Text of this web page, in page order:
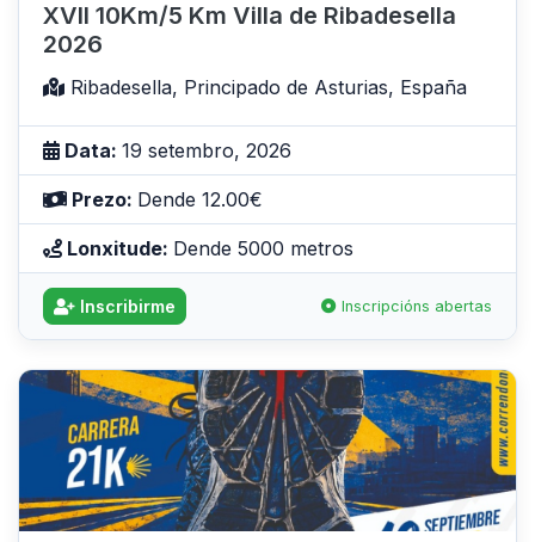
XVII 10Km/5 Km Villa de Ribadesella
2026
Ribadesella, Principado de Asturias, España
Data: 19 setembro, 2026
Prezo: Dende 12.00€
Lonxitude: Dende 5000 metros
Inscribirme Inscripcións abertas